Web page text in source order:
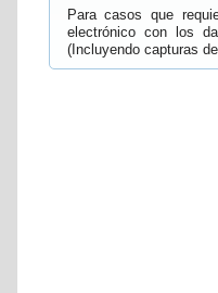
Para casos que
electrónico con los
(Incluyendo capturas